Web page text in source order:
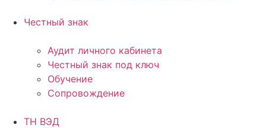
Честный знак
Аудит личного кабинета
Честный знак под ключ
Обучение
Сопровождение
ТН ВЭД